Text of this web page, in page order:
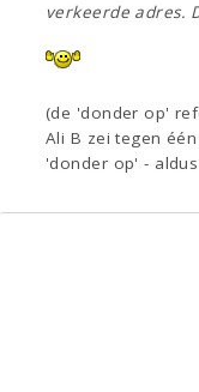
verkeerde adres.
(de 'donder op'
Ali B zei tegen
'donder op' -